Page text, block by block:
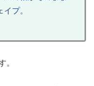
プ。
。